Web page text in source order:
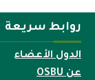
روابط سريعة
الدول الأعضاء
عن OSBU